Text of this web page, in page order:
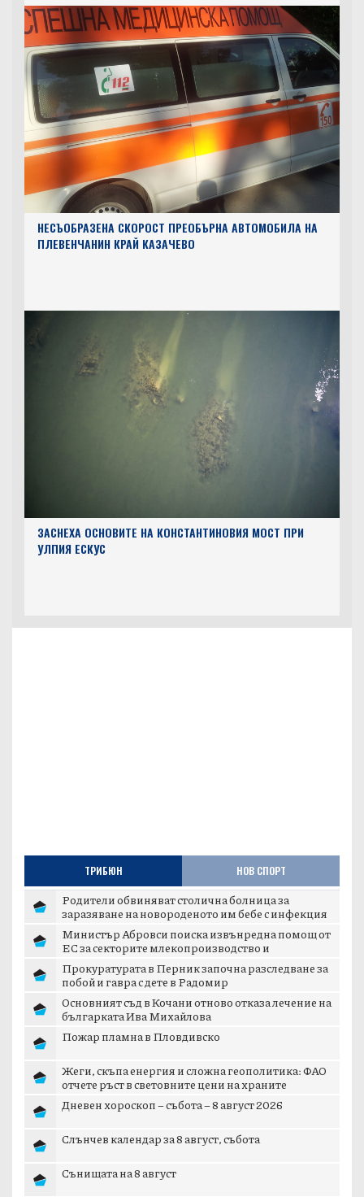
НЕСЪОБРАЗЕНА СКОРОСТ ПРЕОБЪРНА АВТОМОБИЛА НА
ПЛЕВЕНЧАНИН КРАЙ КАЗАЧЕВО
ЗАСНЕХА ОСНОВИТЕ НА КОНСТАНТИНОВИЯ МОСТ ПРИ
УЛПИЯ ЕСКУС
ТРИБЮН НОВ СПОРТ
Родители обвиняват столична болница за
заразяване на новороденото им бебе с инфекция
Министър Абровси поиска извънредна помощ от
ЕС за секторите млекопроизводство и
Прокуратурата в Перник започна разследване за
побой и гавра с дете в Радомир
Основният съд в Кочани отново отказа лечение на
българката Ива Михайлова
Пожар пламна в Пловдивско
Жеги, скъпа енергия и сложна геополитика: ФАО
отчете ръст в световните цени на храните
Дневен хороскоп – събота – 8 август 2026
Слънчев календар за 8 август, събота
Сънищата на 8 август